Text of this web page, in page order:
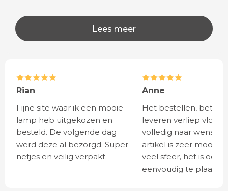
Lees meer
Rian
Fijne site waar ik een mooie
lamp heb uitgekozen en
besteld. De volgende dag
werd deze al bezorgd. Super
netjes en veilig verpakt.
Anne
Het bestellen,
leveren verliep vlot en
volledig naar wens.
artikel is zeer mooi
veel sfeer, het is ook
eenvoudig te